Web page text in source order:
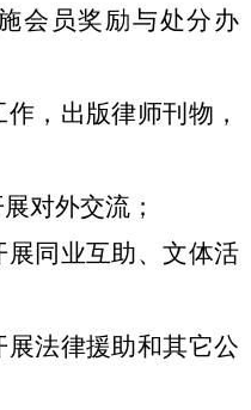
会员奖励与处分办
作，出版律师刊物，
对外交流；
展同业互助、文体活
展法律援助和其它公